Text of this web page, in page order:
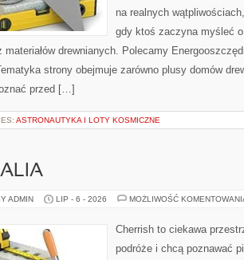
na realnych
gdy ktoś zaczyna myśleć o
materiałów drewnianych. Polecamy
strony obejmuje zarówno plusy domów
przed […]
ASTRONAUTYKA I LOTY KOSMICZNE
ADMIN LIP - 6 - 2026 MOŻLIWOŚĆ
Cherrish to ciekawa
podróże i chcą poznawać